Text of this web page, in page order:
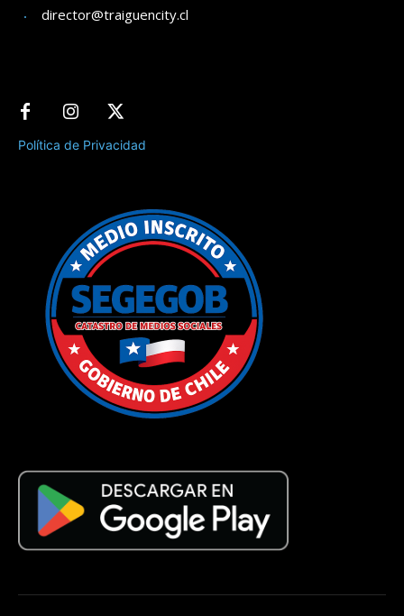
director@traiguencity.cl
Política de Privacidad